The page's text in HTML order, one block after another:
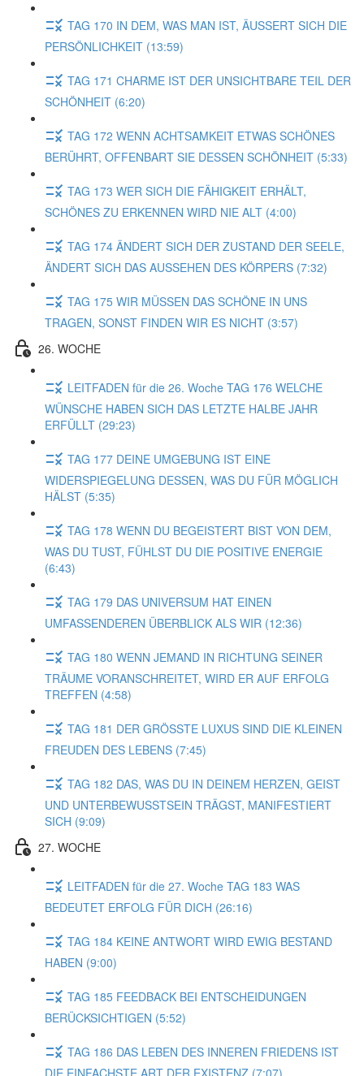
TAG 170 IN DEM, WAS MAN IST, ÄUSSERT SICH DIE
PERSÖNLICHKEIT (13:59)
TAG 171 CHARME IST DER UNSICHTBARE TEIL DER
SCHÖNHEIT (6:20)
TAG 172 WENN ACHTSAMKEIT ETWAS SCHÖNES
BERÜHRT, OFFENBART SIE DESSEN SCHÖNHEIT (5:33)
TAG 173 WER SICH DIE FÄHIGKEIT ERHÄLT,
SCHÖNES ZU ERKENNEN WIRD NIE ALT (4:00)
TAG 174 ÄNDERT SICH DER ZUSTAND DER SEELE,
ÄNDERT SICH DAS AUSSEHEN DES KÖRPERS (7:32)
TAG 175 WIR MÜSSEN DAS SCHÖNE IN UNS
TRAGEN, SONST FINDEN WIR ES NICHT (3:57)
26. WOCHE
LEITFADEN für die 26. Woche TAG 176 WELCHE
WÜNSCHE HABEN SICH DAS LETZTE HALBE JAHR
ERFÜLLT (29:23)
TAG 177 DEINE UMGEBUNG IST EINE
WIDERSPIEGELUNG DESSEN, WAS DU FÜR MÖGLICH
HÄLST (5:35)
TAG 178 WENN DU BEGEISTERT BIST VON DEM,
WAS DU TUST, FÜHLST DU DIE POSITIVE ENERGIE
(6:43)
TAG 179 DAS UNIVERSUM HAT EINEN
UMFASSENDEREN ÜBERBLICK ALS WIR (12:36)
TAG 180 WENN JEMAND IN RICHTUNG SEINER
TRÄUME VORANSCHREITET, WIRD ER AUF ERFOLG
TREFFEN (4:58)
TAG 181 DER GRÖSSTE LUXUS SIND DIE KLEINEN
FREUDEN DES LEBENS (7:45)
TAG 182 DAS, WAS DU IN DEINEM HERZEN, GEIST
UND UNTERBEWUSSTSEIN TRÄGST, MANIFESTIERT
SICH (9:09)
27. WOCHE
LEITFADEN für die 27. Woche TAG 183 WAS
BEDEUTET ERFOLG FÜR DICH (26:16)
TAG 184 KEINE ANTWORT WIRD EWIG BESTAND
HABEN (9:00)
TAG 185 FEEDBACK BEI ENTSCHEIDUNGEN
BERÜCKSICHTIGEN (5:52)
TAG 186 DAS LEBEN DES INNEREN FRIEDENS IST
DIE EINFACHSTE ART DER EXISTENZ (7:07)